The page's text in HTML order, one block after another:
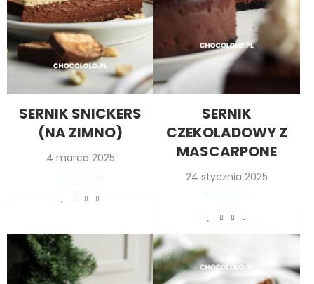
SERNIK SNICKERS
(NA ZIMNO)
4 marca 2025
SERNIK
CZEKOLADOWY Z
MASCARPONE
24 stycznia 2025